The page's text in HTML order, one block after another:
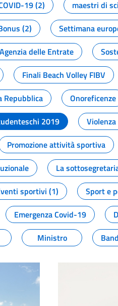
19 (2) maestri di sci
(2) Settimana
Agenzia delle Entrate
Finali Beach Volley FIBV
Repubblica Onoreficenze
2019
Promozione attività sportiva
La
sportivi (1)
Sport e
Emergenza Covid-19
Ministro